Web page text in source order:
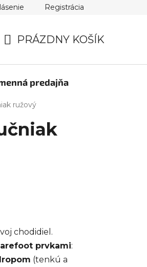
Registrácia
KOŠÍK
PRÁZDNY KOŠÍK
predajňa
ružový
chodidiel.
prvkami:
(tenkú a